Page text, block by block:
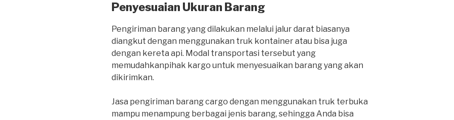
Penyesuaian Ukuran Barang
Pengiriman barang yang dilakukan melalui jalur darat biasanya
diangkut dengan menggunakan truk kontainer atau bisa juga
dengan kereta api. Modal transportasi tersebut yang
memudahkanpihak kargo untuk menyesuaikan barang yang akan
dikirimkan.
Jasa pengiriman barang cargo dengan menggunakan truk terbuka
mampu menampung berbagai jenis barang, sehingga Anda bisa